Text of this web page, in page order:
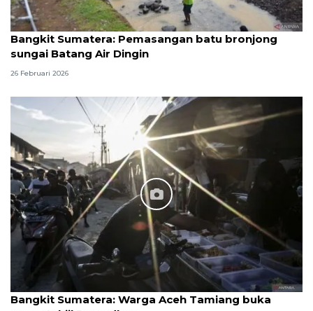
Bangkit Sumatera: Pemasangan batu bronjong
sungai Batang Air Dingin
26 Februari 2026
Bangkit Sumatera: Warga Aceh Tamiang buka